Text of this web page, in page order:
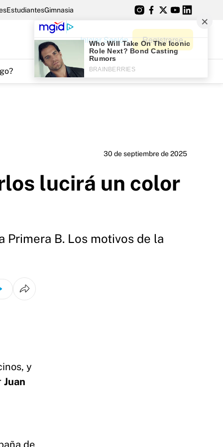
EstudiantesGimnasia
Iniciar Sesión Registrarse
30 de septiembre de 2025
lucirá un color
B. Los motivos de la
y
Juan
de